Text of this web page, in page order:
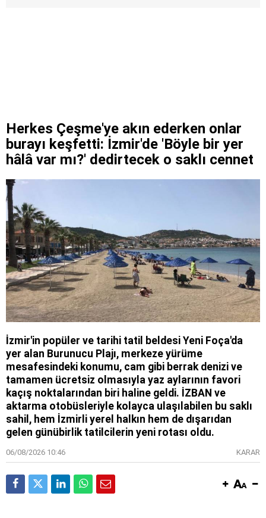
Herkes Çeşme'ye akın ederken onlar
burayı keşfetti: İzmir'de 'Böyle bir yer
hâlâ var mı?' dedirtecek o saklı cennet
İzmir'in popüler ve tarihi tatil beldesi Yeni Foça'da
yer alan Burunucu Plajı, merkeze yürüme
mesafesindeki konumu, cam gibi berrak denizi ve
tamamen ücretsiz olmasıyla yaz aylarının favori
kaçış noktalarından biri haline geldi. İZBAN ve
aktarma otobüsleriyle kolayca ulaşılabilen bu saklı
sahil, hem İzmirli yerel halkın hem de dışarıdan
gelen günübirlik tatilcilerin yeni rotası oldu.
06/08/2026 10:46 KARAR